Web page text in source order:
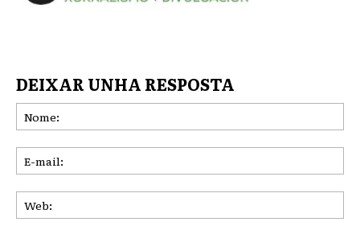
DEIXAR UNHA RESPOSTA